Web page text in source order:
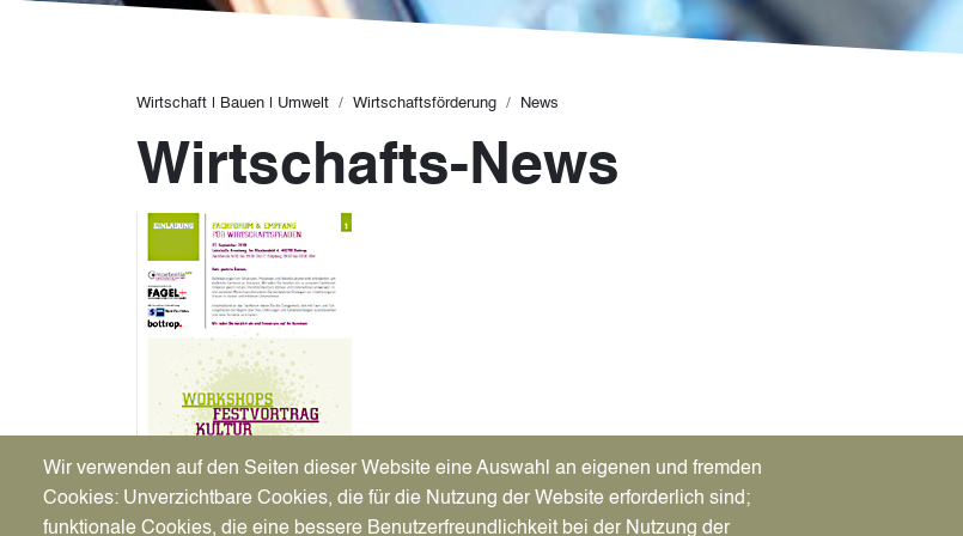
Pfadnavigation
Wirtschaft | Bauen | Umwelt Wirtschaftsförderung News
Wirtschafts-News
08.08.2018
Wir verwenden auf den Seiten dieser Website eine Auswahl an eigenen und fremden
Cookies: Unverzichtbare Cookies, die für die Nutzung der Website erforderlich sind;
funktionale Cookies, die eine bessere Benutzerfreundlichkeit bei der Nutzung der